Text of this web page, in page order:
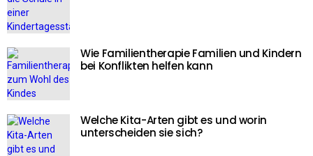
Wie Familientherapie Familien und Kindern
bei Konflikten helfen kann
Welche Kita-Arten gibt es und worin
unterscheiden sie sich?